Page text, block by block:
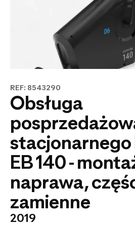
REF: 8543290
Obsługa
stacjonarnego
EB 140 -
naprawa,
zamienne
2019